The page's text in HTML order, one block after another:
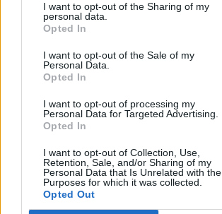
I want to opt-out of the Sharing of my
personal data.
Opted In
I want to opt-out of the Sale of my
Personal Data.
Opted In
I want to opt-out of processing my
Personal Data for Targeted Advertising.
Opted In
I want to opt-out of Collection, Use,
Retention, Sale, and/or Sharing of my
Personal Data that Is Unrelated with the
Purposes for which it was collected.
Opted Out
Literacki quiz
skojarzeń!
Czy wiesz,